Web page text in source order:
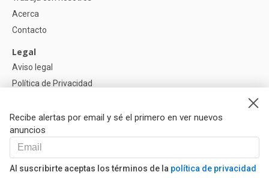
Recibe alertas por email y sé el primero en ver nuevos
anuncios
Al suscribirte aceptas los términos de la política de privacidad
Acerca
Contacto
Legal
Aviso legal
Política de Privacidad
Ayuda
Preguntas
Nuestros Partners
Libro de reclamaciones